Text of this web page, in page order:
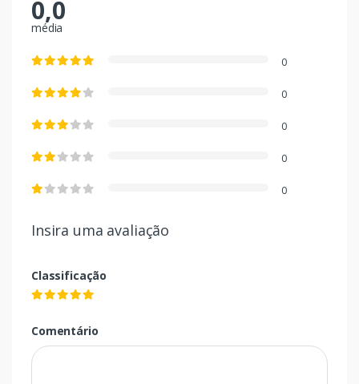
0,0
média
0
0
0
0
0
Insira uma avaliação
Classificação
Comentário